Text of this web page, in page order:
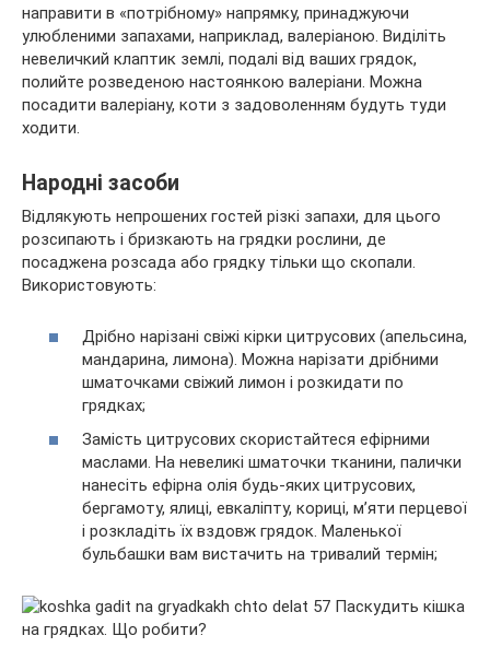
направити в «потрібному» напрямку, принаджуючи
улюбленими запахами, наприклад, валеріаною. Виділіть
невеличкий клаптик землі, подалі від ваших грядок,
полийте розведеною настоянкою валеріани. Можна
посадити валеріану, коти з задоволенням будуть туди
ходити.
Народні засоби
Відлякують непрошених гостей різкі запахи, для цього
розсипають і бризкають на грядки рослини, де
посаджена розсада або грядку тільки що скопали.
Використовують:
Дрібно нарізані свіжі кірки цитрусових (апельсина,
мандарина, лимона). Можна нарізати дрібними
шматочками свіжий лимон і розкидати по
грядках;
Замість цитрусових скористайтеся ефірними
маслами. На невеликі шматочки тканини, палички
нанесіть ефірна олія будь-яких цитрусових,
бергамоту, ялиці, евкаліпту, кориці, м’яти перцевої
і розкладіть їх вздовж грядок. Маленької
бульбашки вам вистачить на тривалий термін;